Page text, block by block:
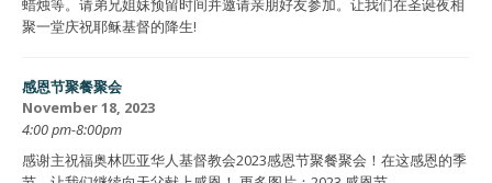
蜡烛等。请弟兄姐妹预留时间并邀请亲朋好友参加。让我们在圣诞夜相
聚一堂庆祝耶稣基督的降生!
感恩节聚餐聚会
November 18, 2023
4:00 pm-8:00pm
感谢主祝福奥林匹亚华人基督教会2023感恩节聚餐聚会！在这感恩的季